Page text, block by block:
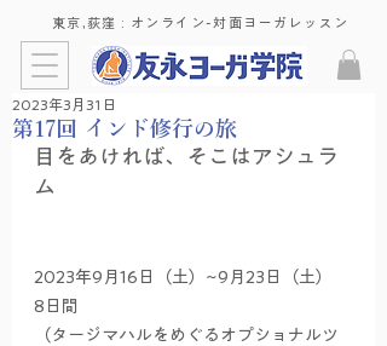
東京,荻窪 : ​オンライン-対面ヨーガレッスン
第17回 インド修行の旅
2023年3月31日
目をあければ、そこはアシュラ
ム
2023年9月16日（土）~9月23日（土）
8日間
（タージマハルをめぐるオプショナルツ